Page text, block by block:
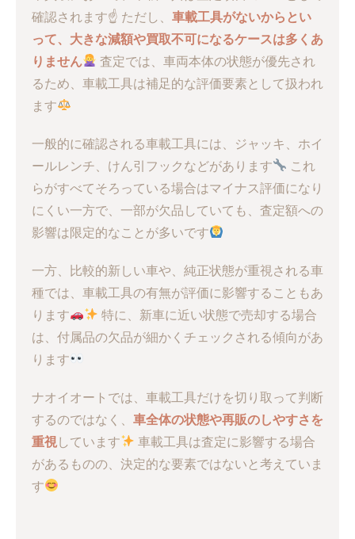
確認されます☝️ ただし、 車載工具がないからとい
って、大きな減額や買取不可になるケースは多くあ
りません
査定では、車両本体の状態が優先され
るため、車載工具は補足的な評価要素として扱われ
ます
一般的に確認される車載工具には、ジャッキ、ホイ
ールレンチ、けん引フックなどがあります
これ
らがすべてそろっている場合はマイナス評価になり
にくい一方で、一部が欠品していても、査定額への
影響は限定的なことが多いです
一方、比較的新しい車や、純正状態が重視される車
種では、車載工具の有無が評価に影響することもあ
ります
特に、新車に近い状態で売却する場合
は、付属品の欠品が細かくチェックされる傾向があ
ります
ナオイオートでは、車載工具だけを切り取って判断
するのではなく、 車全体の状態や再販のしやすさを
重視しています
車載工具は査定に影響する場合
があるものの、決定的な要素ではないと考えていま
す